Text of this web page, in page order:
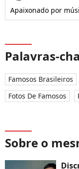
Apaixonado por
Palavras-
Famosos Brasileiros
Fotos De Famosos
Sobre o